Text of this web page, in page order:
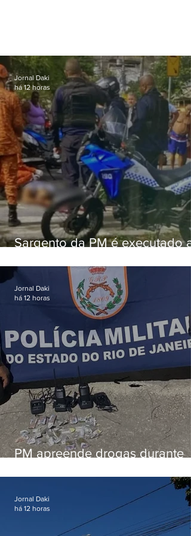
Sargento da PM é executado a
em Vaz Lobo
Jornal Daki
há 12 horas
PM apreende drogas durante
Jornal Daki
há 12 horas
Jornal Daki
há 12 horas